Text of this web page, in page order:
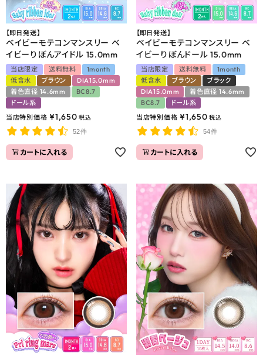
【即日発送】
ベイビーモテコンマンスリー ベ
イビーりぼんアイドル 15.0mm
当店限定 送料無料
1month
低含水
ブラウン
DIA15.0mm
着色直径 14.6mm
BC8.7
ドール系
当店特別価格 ¥1,650 税込
52件
カートに入れる
【即日発送】
ベイビーモテコンマンスリー ベ
イビーりぼんドール 15.0mm
当店限定 送料無料
1month
低含水
ブラウン
ブラック
DIA15.0mm
着色直径 14.6mm
BC8.7
ドール系
当店特別価格 ¥1,650 税込
54件
カートに入れる